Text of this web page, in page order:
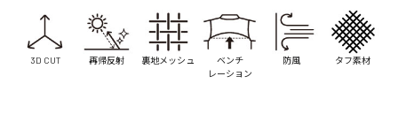
3D CUT 再帰反射 裏地メッシュ
ベンチ
レーション
防風 タフ素材